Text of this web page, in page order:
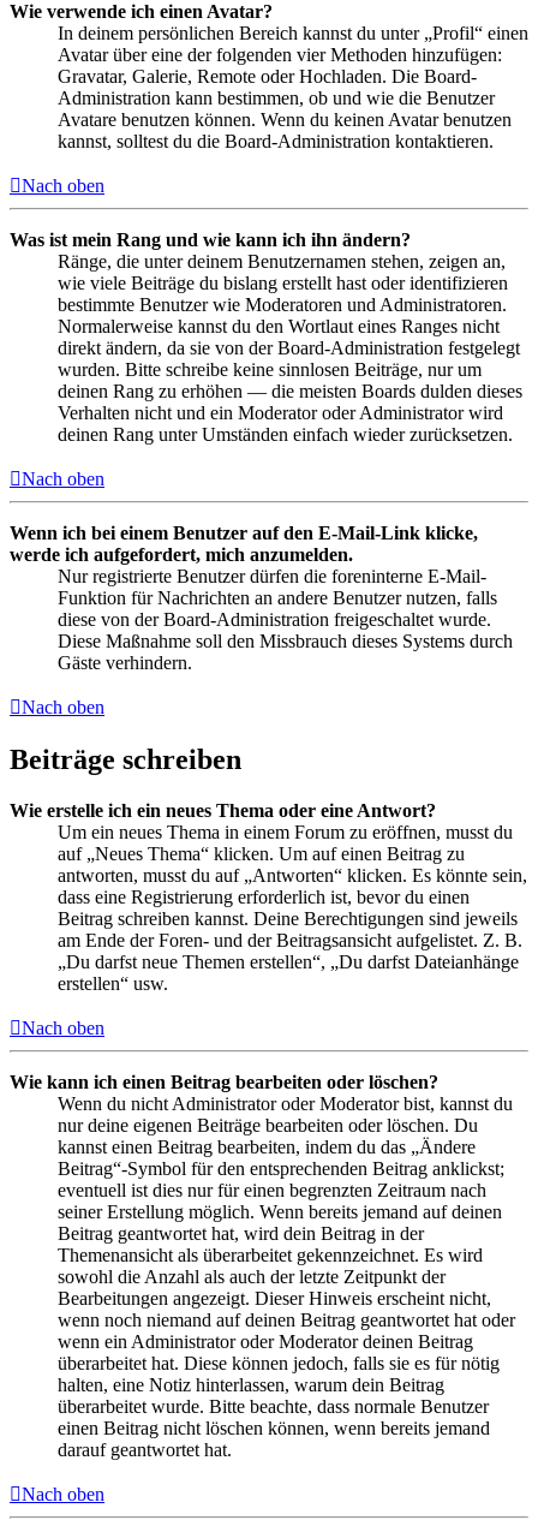
Wie verwende ich einen Avatar?
In deinem persönlichen Bereich kannst du unter „Profil“ einen
Avatar über eine der folgenden vier Methoden hinzufügen:
Gravatar, Galerie, Remote oder Hochladen. Die Board-
Administration kann bestimmen, ob und wie die Benutzer
Avatare benutzen können. Wenn du keinen Avatar benutzen
kannst, solltest du die Board-Administration kontaktieren.
Nach oben
Was ist mein Rang und wie kann ich ihn ändern?
Ränge, die unter deinem Benutzernamen stehen, zeigen an,
wie viele Beiträge du bislang erstellt hast oder identifizieren
bestimmte Benutzer wie Moderatoren und Administratoren.
Normalerweise kannst du den Wortlaut eines Ranges nicht
direkt ändern, da sie von der Board-Administration festgelegt
wurden. Bitte schreibe keine sinnlosen Beiträge, nur um
deinen Rang zu erhöhen — die meisten Boards dulden dieses
Verhalten nicht und ein Moderator oder Administrator wird
deinen Rang unter Umständen einfach wieder zurücksetzen.
Nach oben
Wenn ich bei einem Benutzer auf den E-Mail-Link klicke,
werde ich aufgefordert, mich anzumelden.
Nur registrierte Benutzer dürfen die foreninterne E-Mail-
Funktion für Nachrichten an andere Benutzer nutzen, falls
diese von der Board-Administration freigeschaltet wurde.
Diese Maßnahme soll den Missbrauch dieses Systems durch
Gäste verhindern.
Nach oben
Beiträge schreiben
Wie erstelle ich ein neues Thema oder eine Antwort?
Um ein neues Thema in einem Forum zu eröffnen, musst du
auf „Neues Thema“ klicken. Um auf einen Beitrag zu
antworten, musst du auf „Antworten“ klicken. Es könnte sein,
dass eine Registrierung erforderlich ist, bevor du einen
Beitrag schreiben kannst. Deine Berechtigungen sind jeweils
am Ende der Foren- und der Beitragsansicht aufgelistet. Z. B.
„Du darfst neue Themen erstellen“, „Du darfst Dateianhänge
erstellen“ usw.
Nach oben
Wie kann ich einen Beitrag bearbeiten oder löschen?
Wenn du nicht Administrator oder Moderator bist, kannst du
nur deine eigenen Beiträge bearbeiten oder löschen. Du
kannst einen Beitrag bearbeiten, indem du das „Ändere
Beitrag“-Symbol für den entsprechenden Beitrag anklickst;
eventuell ist dies nur für einen begrenzten Zeitraum nach
seiner Erstellung möglich. Wenn bereits jemand auf deinen
Beitrag geantwortet hat, wird dein Beitrag in der
Themenansicht als überarbeitet gekennzeichnet. Es wird
sowohl die Anzahl als auch der letzte Zeitpunkt der
Bearbeitungen angezeigt. Dieser Hinweis erscheint nicht,
wenn noch niemand auf deinen Beitrag geantwortet hat oder
wenn ein Administrator oder Moderator deinen Beitrag
überarbeitet hat. Diese können jedoch, falls sie es für nötig
halten, eine Notiz hinterlassen, warum dein Beitrag
überarbeitet wurde. Bitte beachte, dass normale Benutzer
einen Beitrag nicht löschen können, wenn bereits jemand
darauf geantwortet hat.
Nach oben